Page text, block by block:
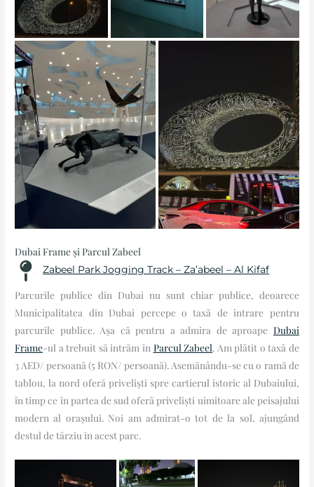
Dubai Frame și Parcul Zabeel
Zabeel Park Jogging Track – Za’abeel – Al Kifaf
Parcurile publice din Dubai nu sunt chiar publice, deoarece
Municipalitatea din Dubai percepe o taxă de intrare pentru
parcurile publice. Așa că pentru a admira de aproape Dubai
Frame-ul a trebuit să intrăm în Parcul Zabeel. Am plătit o taxă de
3 AED/ persoană (5 RON/ persoană). Asemănându-se cu o ramă de
tablou, la nord oferă priveliști spre cartierul istoric al Dubaiului,
în timp ce în partea de sud oferă priveliști uimitoare ale peisajului
modern al orașului. Noi am admirat-o tot de la sol, ajungând
destul de târziu în acest parc.